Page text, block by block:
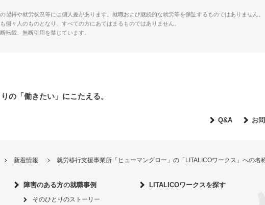
得や就労状況等には個人差があります。就職および継続的な就労等を保証するものではありません。
個々人のものとなり、すべての方にあてはまるものではありません。
転載、無断引用を禁じています。
の「働きたい」にこたえる。
Q&A お
新着情報 就労移行支援事業所「ヒューマングロー」の「LITALICOワークス」への名
障害のある方の就職事例
そのひとりのストーリー
LITALICOワークスを探す